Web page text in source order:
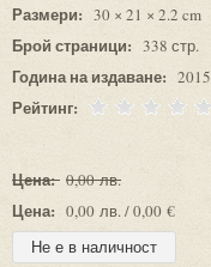
Размери: 30 × 21 × 2.2 cm
Брой страници: 338 стр.
Година на издаване: 2015
Рейтинг:
Цена: 0,00 лв.
Цена: 0,00 лв. / 0,00 €